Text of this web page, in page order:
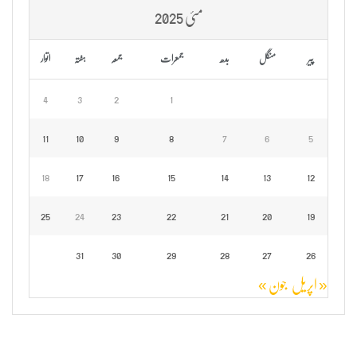
مئی 2025
پیر منگل بدھ جمعرات جمعہ ہفتہ اتوار
1
2
3
4
5
6
7
8
9
10
11
12
13
14
15
16
17
18
19
20
21
22
23
24
25
26
27
28
29
30
31
« اپریل جون »